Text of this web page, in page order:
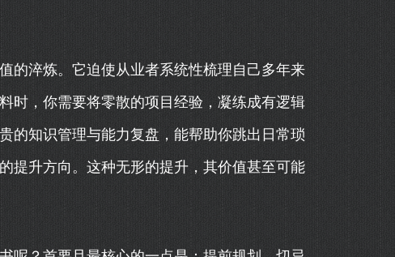
的淬炼。它迫使从业者系统性梳理自己多年来
时，你需要将零散的项目经验，凝练成有逻辑
的知识管理与能力复盘，能帮助你跳出日常琐
提升方向。这种无形的提升，其价值甚至可能